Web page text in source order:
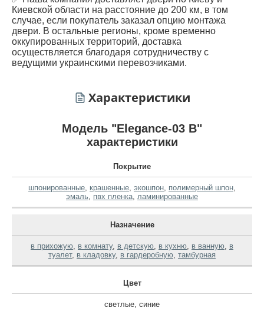
Киевской области на расстояние до 200 км, в том
случае, если покупатель заказал опцию монтажа
двери. В остальные регионы, кроме временно
оккупированных территорий, доставка
осуществляется благодаря сотрудничеству с
ведущими украинскими перевозчиками.
Характеристики
Модель "Elegance-03 B"
характеристики
Покрытие
шпонированные, крашенные, экошпон, полимерный шпон,
эмаль, пвх пленка, ламинированные
Назначение
в прихожую, в комнату, в детскую, в кухню, в ванную, в
туалет, в кладовку, в гардеробную, тамбурная
Цвет
светлые, синие